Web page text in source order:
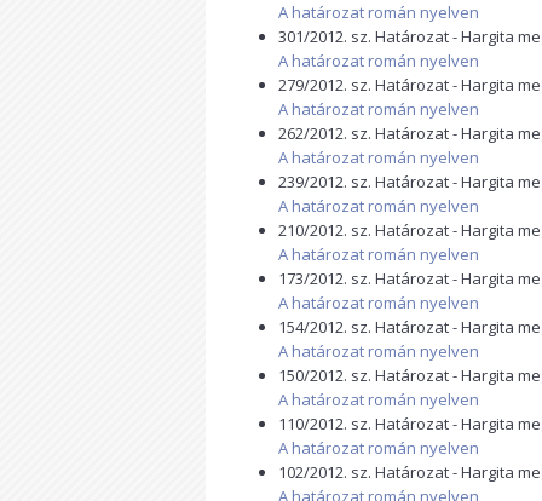
A határozat román nyelven
301/2012. sz. Határozat - Hargita
A határozat román nyelven
279/2012. sz. Határozat - Hargita
A határozat román nyelven
262/2012. sz. Határozat - Hargita
A határozat román nyelven
239/2012. sz. Határozat - Hargita
A határozat román nyelven
210/2012. sz. Határozat - Hargita
A határozat román nyelven
173/2012. sz. Határozat - Hargita
A határozat román nyelven
154/2012. sz. Határozat - Hargita
A határozat román nyelven
150/2012. sz. Határozat - Hargita
A határozat román nyelven
110/2012. sz. Határozat - Hargita
A határozat román nyelven
102/2012. sz. Határozat - Hargita
A határozat román nyelven